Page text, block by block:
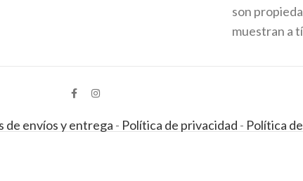
son
muestran a
de envíos y entrega - Política de privacidad - Política